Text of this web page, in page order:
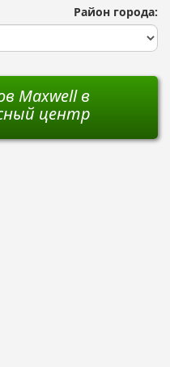
Район города:
Maxwell в
центр